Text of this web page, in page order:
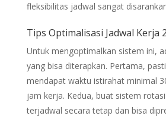
fleksibilitas jadwal sangat
Tips Optimalisasi Jadwal Kerja
Untuk mengoptimalkan sistem ini,
yang bisa diterapkan. Pertama,
mendapat waktu istirahat minimal
jam kerja. Kedua, buat sistem
terjadwal secara tetap dan bisa